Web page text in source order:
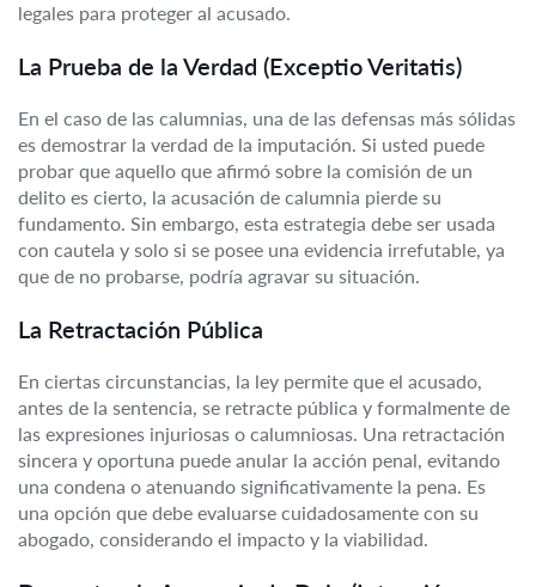
legales para proteger al acusado.
La Prueba de la Verdad (Exceptio Veritatis)
En el caso de las calumnias, una de las defensas más sólidas
es demostrar la verdad de la imputación. Si usted puede
probar que aquello que afirmó sobre la comisión de un
delito es cierto, la acusación de calumnia pierde su
fundamento. Sin embargo, esta estrategia debe ser usada
con cautela y solo si se posee una evidencia irrefutable, ya
que de no probarse, podría agravar su situación.
La Retractación Pública
En ciertas circunstancias, la ley permite que el acusado,
antes de la sentencia, se retracte pública y formalmente de
las expresiones injuriosas o calumniosas. Una retractación
sincera y oportuna puede anular la acción penal, evitando
una condena o atenuando significativamente la pena. Es
una opción que debe evaluarse cuidadosamente con su
abogado, considerando el impacto y la viabilidad.